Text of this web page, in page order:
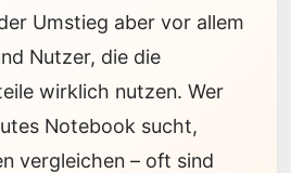
Umstieg aber vor allem
Nutzer, die die
wirklich nutzen. Wer
Notebook sucht,
vergleichen – oft sind